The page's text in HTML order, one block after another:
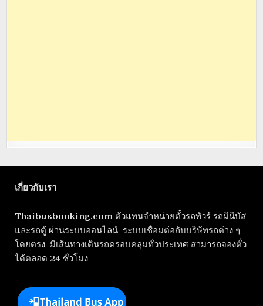
เกี่ยวกับเรา
Thaibusbooking.com ตัวแทนจำหน่ายตั๋วรถทัวร์ รถมินิบัส
และรถตู้ ผ่านระบบออนไลน์ ระบบเชื่อมต่อกับบริษัทรถต่าง ๆ
โดยตรง มีเส้นทางเดินรถครอบคลุมทั่วประเทศ สามารถจองตั๋ว
ได้ตลอด 24 ชั่วโมง